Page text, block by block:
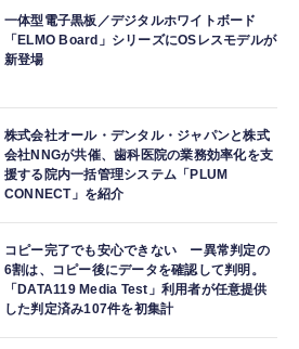
一体型電子黒板／デジタルホワイトボード
「ELMO Board」シリーズにOSレスモデルが
新登場
株式会社オール・デンタル・ジャパンと株式
会社NNGが共催、歯科医院の業務効率化を支
援する院内一括管理システム「PLUM
CONNECT」を紹介
コピー完了でも安心できない ー異常判定の
6割は、コピー後にデータを確認して判明。
「DATA119 Media Test」利用者が任意提供
した判定済み107件を初集計